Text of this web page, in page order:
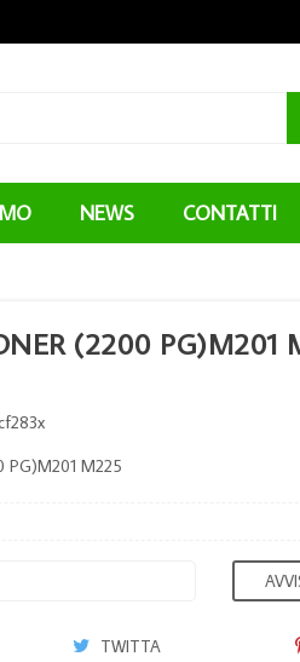
NEWS CONTATTI
(2200 PG)M201
PG)M201 M225
TWITTA